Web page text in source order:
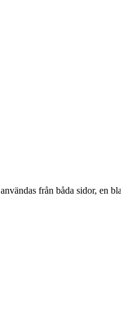
från båda sidor, en